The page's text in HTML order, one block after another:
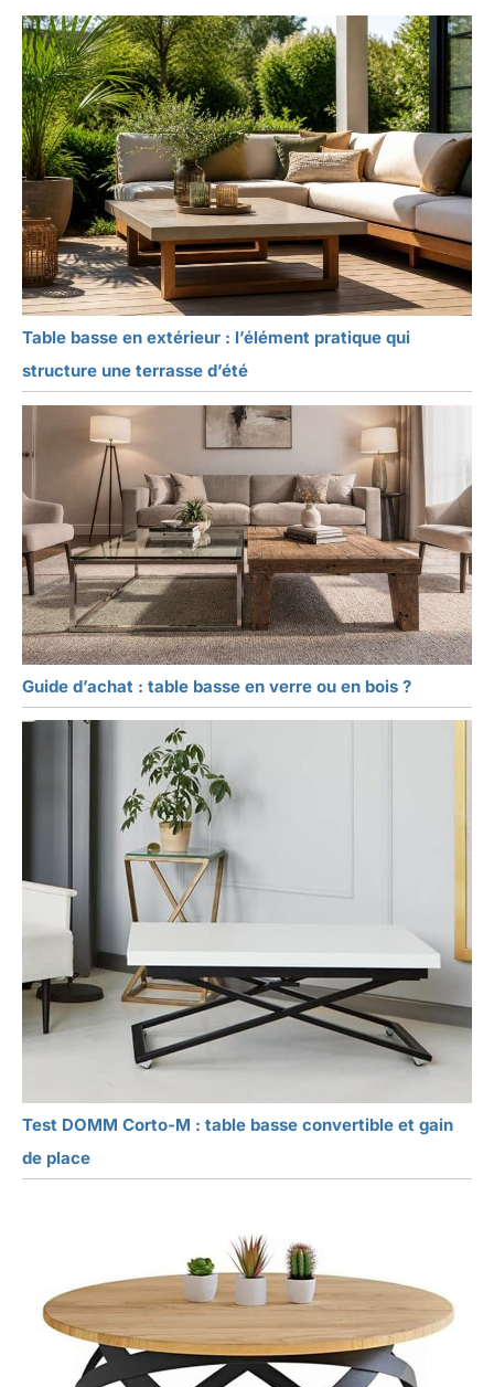
Table basse en extérieur : l’élément pratique qui
structure une terrasse d’été
Guide d’achat : table basse en verre ou en bois ?
Test DOMM Corto-M : table basse convertible et gain
de place